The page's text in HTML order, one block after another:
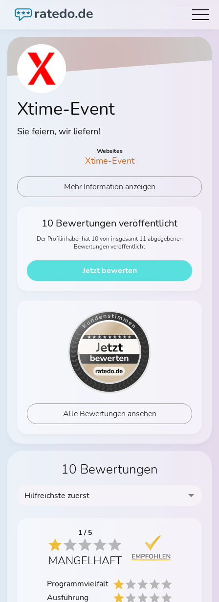
Xtime-Event
Sie feiern, wir liefern!
Websites
Xtime-Event
Mehr Information anzeigen
10 Bewertungen veröffentlicht
Der Profilinhaber hat 10 von insgesamt 11 abgegebenen
Bewertungen veröffentlicht
Jetzt bewerten
Alle Bewertungen ansehen
10 Bewertungen
Hilfreichste zuerst
1 / 5
MANGELHAFT
Programmvielfalt
Ausführung